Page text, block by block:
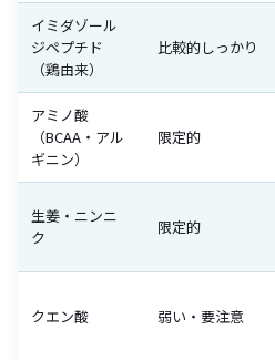
イミダゾール
ジペプチド
（鶏由来）
比較的しっかり
アミノ酸
（BCAA・アル
ギニン）
限定的
生姜・ニンニ
ク
限定的
クエン酸 弱い・要注意